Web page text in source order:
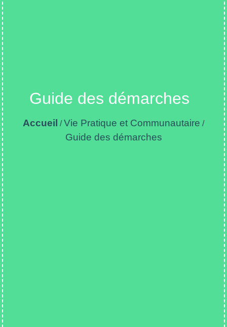
Guide des démarches
Accueil /Vie Pratique et Communautaire /
Guide des démarches